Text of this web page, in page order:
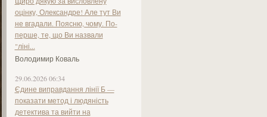
оцінку, Олександре! Але тут Ви
не вгадали. Поясню, чому. По-
перше, те, що Ви назвали
"ліні...
Володимир Коваль
29.06.2026 06:34
Єдине виправдання лінії Б —
показати метод і людяність
детектива та вийти на